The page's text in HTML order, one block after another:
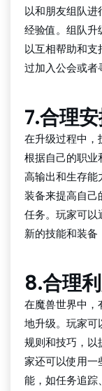
以和朋友组队
经验值。组队升
以互相帮助和支
过加入公会或者
7.合理
在升级过程中，
根据自己的职业
高输出和生存能
装备来提高自己
任务。玩家可以
新的技能和装备
8.合理
在魔兽世界中，
地升级。玩家可
规则和技巧，以
家还可以使用一
能，如任务追踪